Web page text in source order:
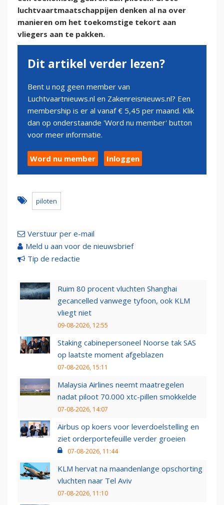
luchtvaartmaatschappijen denken al na over
manieren om het toekomstige tekort aan
vliegers aan te pakken.
Dit artikel verder lezen?
Bent u nog geen member van
Luchtvaartnieuws.nl en Zakenreisnieuws.nl? Een
membership is er al vanaf € 5,45 per maand. Klik
dan op onderstaande 'Word nu member' button
voor meer informatie.
Word nu member Inloggen
piloten
Verstuur per e-mail
Meld u aan voor de nieuwsbrief
Tip de redactie
Ruim 80 procent vluchten Shanghai
gecancelled vanwege tyfoon, ook KLM
vliegt niet
09-08-2026, 12:55
Staking cabinepersoneel Noorse tak SAS
op laatste moment afgeblazen
07-08-2026, 15:11
Malaysia Airlines neemt maatregelen
nadat piloot 70.000 xtc-pillen smokkelde
07-08-2026, 14:07
Airbus op koers voor leverdoelstelling en
ziet orderportefeuille verder groeien
07-08-2026, 11:44
KLM hervat na maandenlange opschorting
vluchten naar Tel Aviv
07-08-2026, 11:10